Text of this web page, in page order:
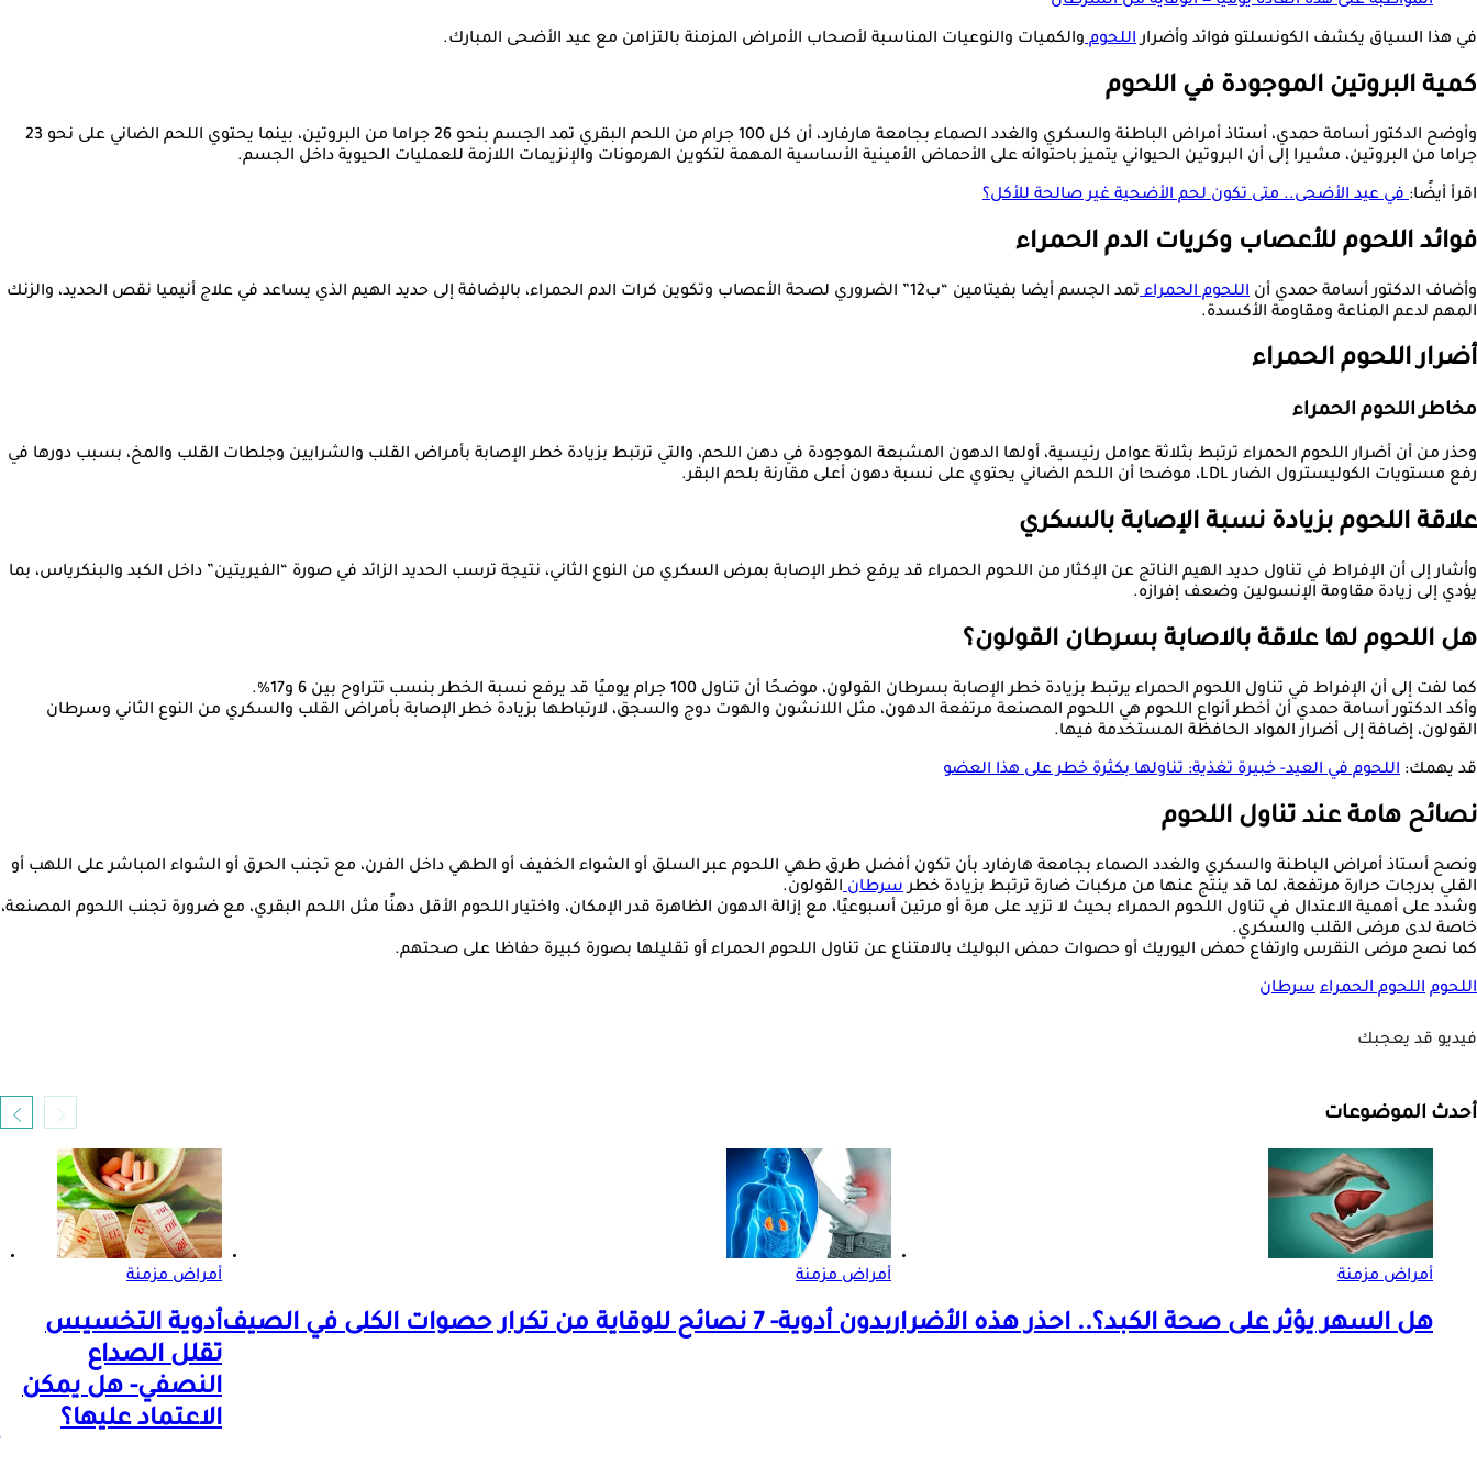
في هذا السياق يكشف الكونسلتو فوائد وأضراراللحوموالكميات والنوعيات المناسبة لأصحاب الأمراض المزمنة بالتزامن مع عيد الأضحى المبارك.
كمية البروتين الموجودة في اللحوم
وأوضح الدكتور أسامة حمدي، أستاذ أمراض الباطنة والسكري والغدد الصماء بجامعة هارفارد، أن كل 100 جرام من اللحم البقري تمد الجسم بنحو 26 جراما من البروتين، بينما يحتوي اللحم الضاني على نحو 23
جراما من البروتين، مشيرا إلى أن البروتين الحيواني يتميز باحتوائه على الأحماض الأمينية الأساسية المهمة لتكوين الهرمونات والإنزيمات اللازمة للعمليات الحيوية داخل الجسم.
اقرأ أيضًا:في عيد الأضحى.. متى تكون لحم الأضحية غير صالحة للأكل؟
فوائد اللحوم للأعصاب وكريات الدم الحمراء
وأضاف الدكتور أسامة حمدي أن اللحوم الحمراء
تمد الجسم أيضا بفيتامين “ب12” الضروري لصحة الأعصاب وتكوين كرات الدم الحمراء، بالإضافة إلى حديد الهيم الذي يساعد في علاج أنيميا نقص الحديد، والزنك
المهم لدعم المناعة ومقاومة الأكسدة.
أضرار اللحوم الحمراء
مخاطر اللحوم الحمراء
وحذر من أن أضرار اللحوم الحمراء ترتبط بثلاثة عوامل رئيسية، أولها الدهون المشبعة الموجودة في دهن اللحم، والتي ترتبط بزيادة خطر الإصابة بأمراض القلب والشرايين وجلطات القلب والمخ، بسبب دورها في
رفع مستويات الكوليسترول الضار LDL، موضحا أن اللحم الضاني يحتوي على نسبة دهون أعلى مقارنة بلحم البقر.
علاقة اللحوم بزيادة نسبة الإصابة بالسكري
وأشار إلى أن الإفراط في تناول حديد الهيم الناتج عن الإكثار من اللحوم الحمراء قد يرفع خطر الإصابة بمرض السكري من النوع الثاني، نتيجة ترسب الحديد الزائد في صورة “الفيريتين” داخل الكبد والبنكرياس، بما
يؤدي إلى زيادة مقاومة الإنسولين وضعف إفرازه.
هل اللحوم لها علاقة بالاصابة بسرطان القولون؟
كما لفت إلى أن الإفراط في تناول اللحوم الحمراء يرتبط بزيادة خطر الإصابة بسرطان القولون، موضحًا أن تناول 100 جرام يوميًا قد يرفع نسبة الخطر بنسب تتراوح بين 6 و17%.
وأكد الدكتور أسامة حمدي أن أخطر أنواع اللحوم هي اللحوم المصنعة مرتفعة الدهون، مثل اللانشون والهوت دوج والسجق، لارتباطها بزيادة خطر الإصابة بأمراض القلب والسكري من النوع الثاني وسرطان
القولون، إضافة إلى أضرار المواد الحافظة المستخدمة فيها.
قد يهمك: اللحوم في العيد- خبيرة تغذية: تناولها بكثرة خطر على هذا العضو
نصائح هامة عند تناول اللحوم
ونصح أستاذ أمراض الباطنة والسكري والغدد الصماء بجامعة هارفارد بأن تكون أفضل طرق طهي اللحوم عبر السلق أو الشواء الخفيف أو الطهي داخل الفرن، مع تجنب الحرق أو الشواء المباشر على اللهب أو
القلي بدرجات حرارة مرتفعة، لما قد ينتج عنها من مركبات ضارة ترتبط بزيادة خطرسرطانالقولون.
وشدد على أهمية الاعتدال في تناول اللحوم الحمراء بحيث لا تزيد على مرة أو مرتين أسبوعيًا، مع إزالة الدهون الظاهرة قدر الإمكان، واختيار اللحوم الأقل دهنًا مثل اللحم البقري، مع ضرورة تجنب اللحوم المصنعة،
خاصة لدى مرضى القلب والسكري.
كما نصح مرضى النقرس وارتفاع حمض اليوريك أو حصوات حمض البوليك بالامتناع عن تناول اللحوم الحمراء أو تقليلها بصورة كبيرة حفاظا على صحتهم.
اللحوم اللحوم الحمراء سرطان
فيديو قد يعجبك
أحدث الموضوعات
أمراض مزمنة
هل السهر يؤثر على صحة الكبد؟.. احذر هذه الأضرار
أمراض مزمنة
بدون أدوية- 7 نصائح للوقاية من تكرار حصوات الكلى في الصيف
أمراض مزمنة
أدوية التخسيس
تقلل الصداع
النصفي- هل يمكن
الاعتماد عليها؟